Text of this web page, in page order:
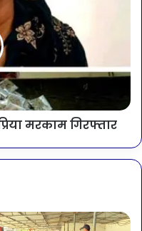
मरकाम गिरफ्तार